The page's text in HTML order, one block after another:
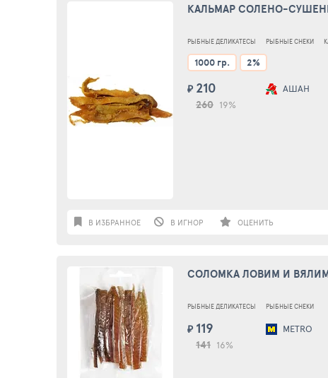
КАЛЬМАР СОЛЕНО-
РЫБНЫЕ ДЕЛИКАТЕСЫ РЫБНЫЕ СНЕКИ
1000 гр. 2%
₽ 210
260 19%
АШАН
В ИЗБРАННОЕ В ИГНОР ОЦЕНИТЬ
СОЛОМКА ЛОВИМ И ВЯЛИМ
РЫБНЫЕ ДЕЛИКАТЕСЫ РЫБНЫЕ СНЕКИ
₽ 119
141 16%
METRO